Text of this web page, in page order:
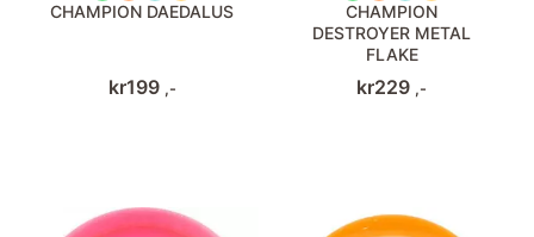
CHAMPION DAEDALUS
kr199 ,-
CHAMPION
DESTROYER METAL
FLAKE
kr229 ,-